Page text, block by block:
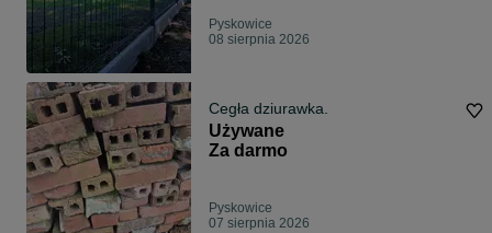
Pyskowice
08 sierpnia 2026
Cegła dziurawka.
Używane
Za darmo
Pyskowice
07 sierpnia 2026